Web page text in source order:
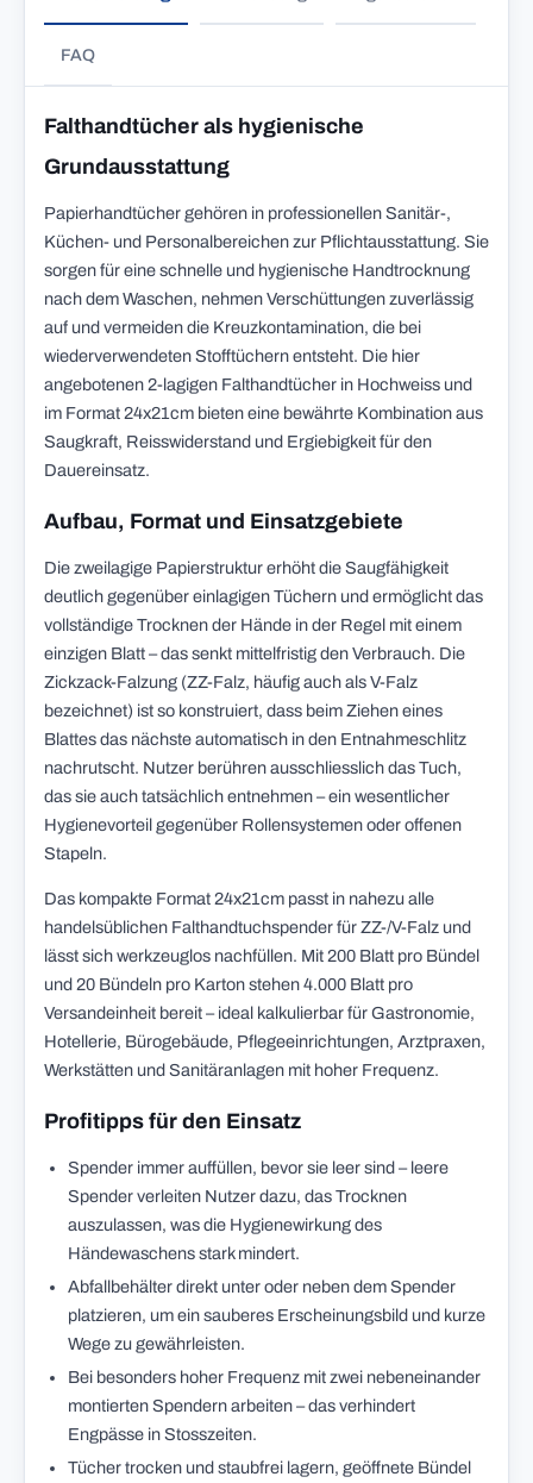
FAQ
Falthandtücher als hygienische
Grundausstattung
Papierhandtücher gehören in professionellen Sanitär-,
Küchen- und Personalbereichen zur Pflichtausstattung. Sie
sorgen für eine schnelle und hygienische Handtrocknung
nach dem Waschen, nehmen Verschüttungen zuverlässig
auf und vermeiden die Kreuzkontamination, die bei
wiederverwendeten Stofftüchern entsteht. Die hier
angebotenen 2-lagigen Falthandtücher in Hochweiss und
im Format 24x21cm bieten eine bewährte Kombination aus
Saugkraft, Reisswiderstand und Ergiebigkeit für den
Dauereinsatz.
Aufbau, Format und Einsatzgebiete
Die zweilagige Papierstruktur erhöht die Saugfähigkeit
deutlich gegenüber einlagigen Tüchern und ermöglicht das
vollständige Trocknen der Hände in der Regel mit einem
einzigen Blatt – das senkt mittelfristig den Verbrauch. Die
Zickzack-Falzung (ZZ-Falz, häufig auch als V-Falz
bezeichnet) ist so konstruiert, dass beim Ziehen eines
Blattes das nächste automatisch in den Entnahmeschlitz
nachrutscht. Nutzer berühren ausschliesslich das Tuch,
das sie auch tatsächlich entnehmen – ein wesentlicher
Hygienevorteil gegenüber Rollensystemen oder offenen
Stapeln.
Das kompakte Format 24x21cm passt in nahezu alle
handelsüblichen Falthandtuchspender für ZZ-/V-Falz und
lässt sich werkzeuglos nachfüllen. Mit 200 Blatt pro Bündel
und 20 Bündeln pro Karton stehen 4.000 Blatt pro
Versandeinheit bereit – ideal kalkulierbar für Gastronomie,
Hotellerie, Bürogebäude, Pflegeeinrichtungen, Arztpraxen,
Werkstätten und Sanitäranlagen mit hoher Frequenz.
Profitipps für den Einsatz
Spender immer auffüllen, bevor sie leer sind – leere
Spender verleiten Nutzer dazu, das Trocknen
auszulassen, was die Hygienewirkung des
Händewaschens stark mindert.
Abfallbehälter direkt unter oder neben dem Spender
platzieren, um ein sauberes Erscheinungsbild und kurze
Wege zu gewährleisten.
Bei besonders hoher Frequenz mit zwei nebeneinander
montierten Spendern arbeiten – das verhindert
Engpässe in Stosszeiten.
Tücher trocken und staubfrei lagern, geöffnete Bündel